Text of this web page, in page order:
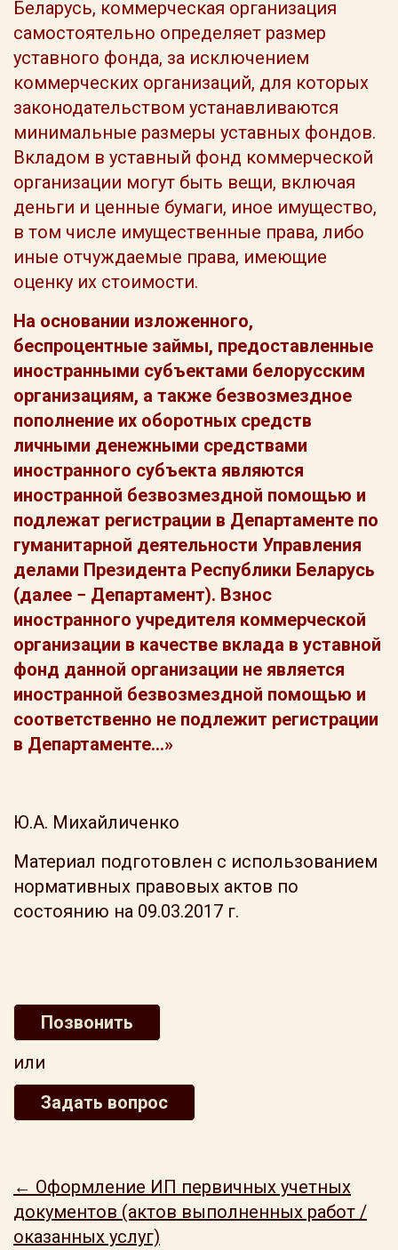
Беларусь, коммерческая организация
самостоятельно определяет размер
уставного фонда, за исключением
коммерческих организаций, для которых
законодательством устанавливаются
минимальные размеры уставных фондов.
Вкладом в уставный фонд коммерческой
организации могут быть вещи, включая
деньги и ценные бумаги, иное имущество,
в том числе имущественные права, либо
иные отчуждаемые права, имеющие
оценку их стоимости.
На основании изложенного,
беспроцентные займы, предоставленные
иностранными субъектами белорусским
организациям, а также безвозмездное
пополнение их оборотных средств
личными денежными средствами
иностранного субъекта являются
иностранной безвозмездной помощью и
подлежат регистрации в Департаменте по
гуманитарной деятельности Управления
делами Президента Республики Беларусь
(далее − Департамент). Взнос
иностранного учредителя коммерческой
организации в качестве вклада в уставной
фонд данной организации не является
иностранной безвозмездной помощью и
соответственно не подлежит регистрации
в Департаменте…»
Ю.А. Михайличенко
Материал подготовлен с использованием
нормативных правовых актов по
состоянию на 09.03.2017 г.
Позвонить
или
Задать вопрос
← Оформление ИП первичных учетных
документов (актов выполненных работ /
оказанных услуг)